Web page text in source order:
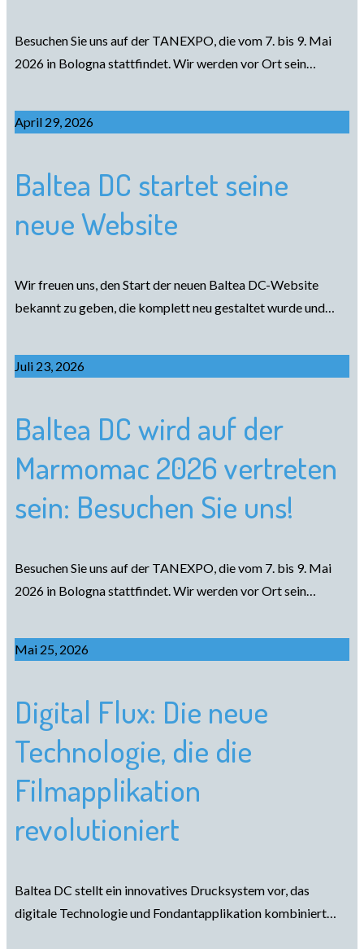
Besuchen Sie uns auf der TANEXPO, die vom 7. bis 9. Mai
2026 in Bologna stattfindet. Wir werden vor Ort sein…
April 29, 2026
Baltea DC startet seine
neue Website
Wir freuen uns, den Start der neuen Baltea DC-Website
bekannt zu geben, die komplett neu gestaltet wurde und…
Juli 23, 2026
Baltea DC wird auf der
Marmomac 2026 vertreten
sein: Besuchen Sie uns!
Besuchen Sie uns auf der TANEXPO, die vom 7. bis 9. Mai
2026 in Bologna stattfindet. Wir werden vor Ort sein…
Mai 25, 2026
Digital Flux: Die neue
Technologie, die die
Filmapplikation
revolutioniert
Baltea DC stellt ein innovatives Drucksystem vor, das
digitale Technologie und Fondantapplikation kombiniert…